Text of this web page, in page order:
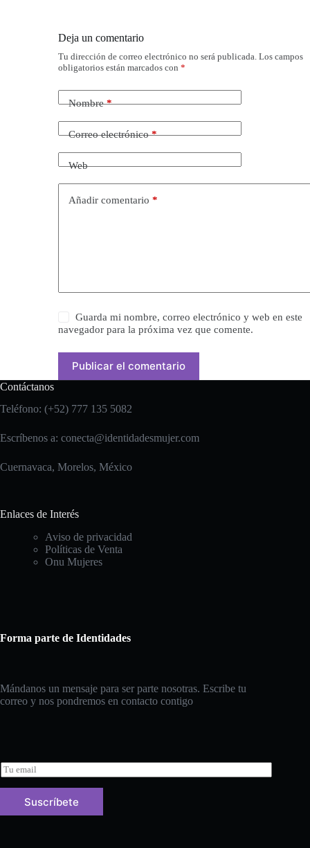
Deja un comentario
Tu dirección de correo electrónico no será publicada. Los campos
obligatorios están marcados con *
Nombre*
Correo electrónico*
Web
Añadir comentario *
Guarda mi nombre, correo electrónico y web en este
navegador para la próxima vez que comente.
Publicar el comentario
Contáctanos
Teléfono: (+52) 777 135 5082
Escríbenos a: conecta@identidadesmujer.com
Cuernavaca, Morelos, México
Enlaces de Interés
Aviso de privacidad
Políticas de Venta
Onu Mujeres
Forma parte de Identidades
Mándanos un mensaje para ser parte nosotras. Escribe tu
correo y nos pondremos en contacto contigo
E
m
a
l
Suscríbete